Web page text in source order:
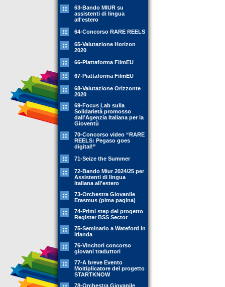
63-Bando MIUR su
assistenti di lingua
all'estero
64-Concorso RARE REELS
65-Valutazione Horizon
2020
66-Piattaforma FilmEU
67-Piattaforma FilmEU
68-Valutazione Orizzonte
2020
69-Focus Lab sulla
Solidarietà promosso
dall’Agenzia Italiana per la
Gioventù
70-Concorso video “RARE
REELS: Pegaso goes
digital!”
71-Seize the Summer
72-Bando Miur 2024/25 per
Assistenti di lingua
italiana all’estero
73-Orchestra Giovanile
Erasmus (pima pagina)
74-Primi step del progetto
Register BSS Sector
75-Seminario a Wateford in
Irlanda
76-Vincitori concorso
giovani traduttori
77-A breve Evento
Moltiplicatore del progetto
STARTKNOW
78-Orchestra Giovanile